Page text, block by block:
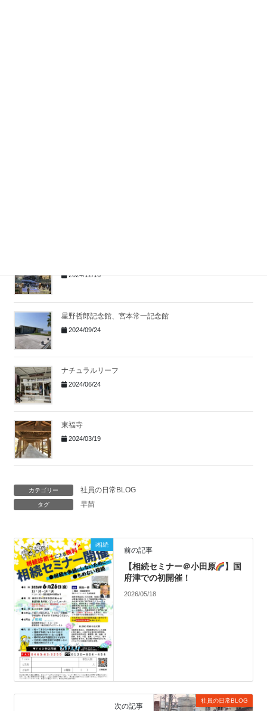
2024/12/16
星野哲郎記念館、宮本常一記念館
2024/09/24
ナチュラルリーフ
2024/06/24
東福寺
2024/03/19
カテゴリー 社員の日常BLOG
タグ 早苗
i相続
前の記事
【相続セミナー＠小田原
】国
府津での初開催！
2026/05/18
社員の日常BLOG
次の記事